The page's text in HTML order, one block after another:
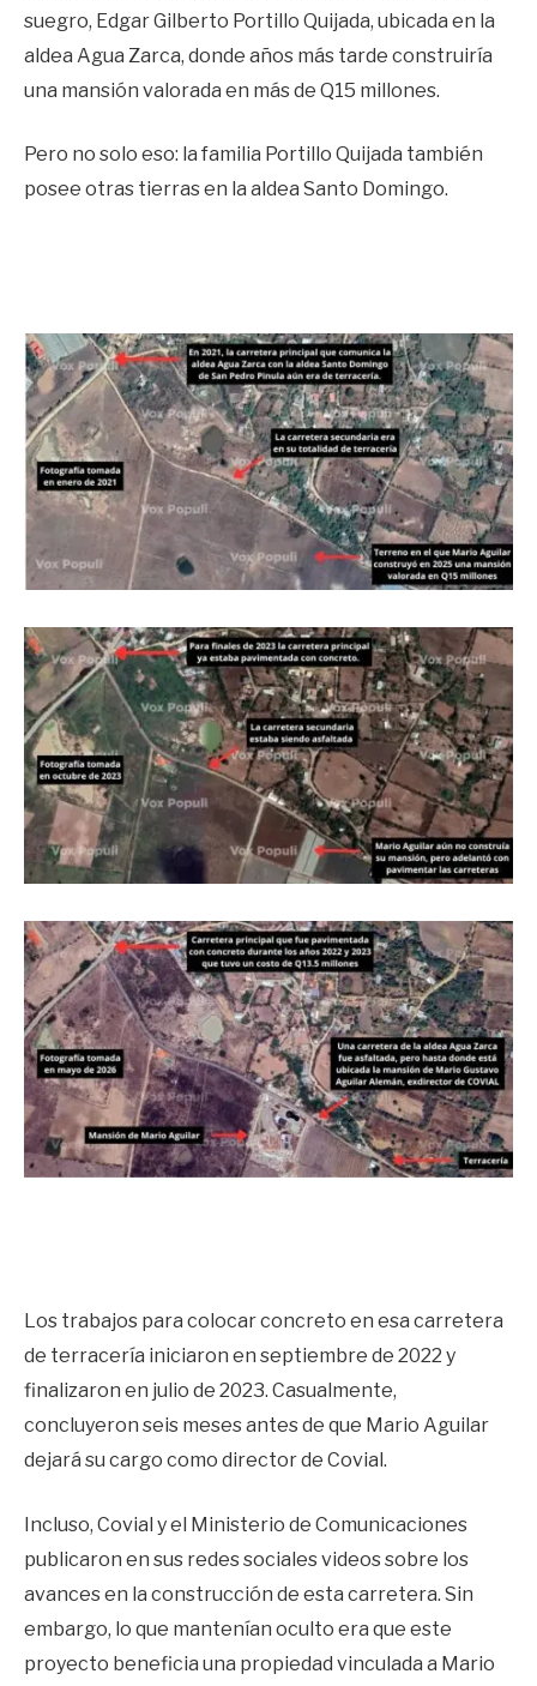
suegro, Edgar Gilberto Portillo Quijada, ubicada en la
aldea Agua Zarca, donde años más tarde construiría
una mansión valorada en más de Q15 millones.
Pero no solo eso: la familia Portillo Quijada también
posee otras tierras en la aldea Santo Domingo.
Los trabajos para colocar concreto en esa carretera
de terracería iniciaron en septiembre de 2022 y
finalizaron en julio de 2023. Casualmente,
concluyeron seis meses antes de que Mario Aguilar
dejará su cargo como director de Covial.
Incluso, Covial y el Ministerio de Comunicaciones
publicaron en sus redes sociales videos sobre los
avances en la construcción de esta carretera. Sin
embargo, lo que mantenían oculto era que este
proyecto beneficia una propiedad vinculada a Mario